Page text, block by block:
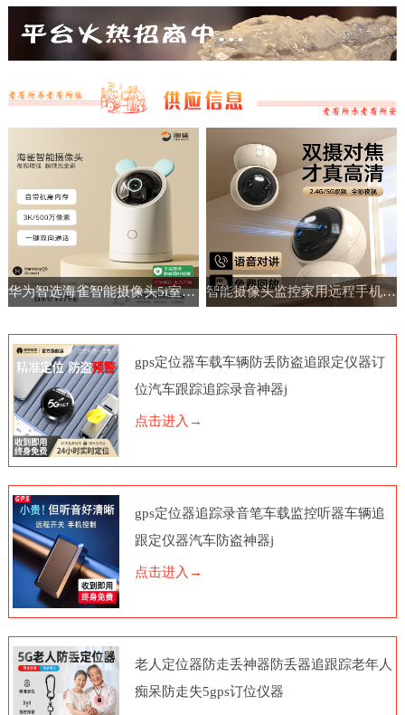
华为智选海雀智能摄像头5i室内家用手机远程360°无线监控摄像机 智能摄像头监控家用远程手机带语音360度高清夜视室内无线免插电
gps定位器车载车辆防丢防盗追跟定仪器订
位汽车跟踪追踪录音神器j
点击进入→
gps定位器追踪录音笔车载监控听器车辆追
跟定仪器汽车防盗神器j
点击进入→
老人定位器防走丢神器防丢器追跟踪老年人
痴呆防走失5gps订位仪器